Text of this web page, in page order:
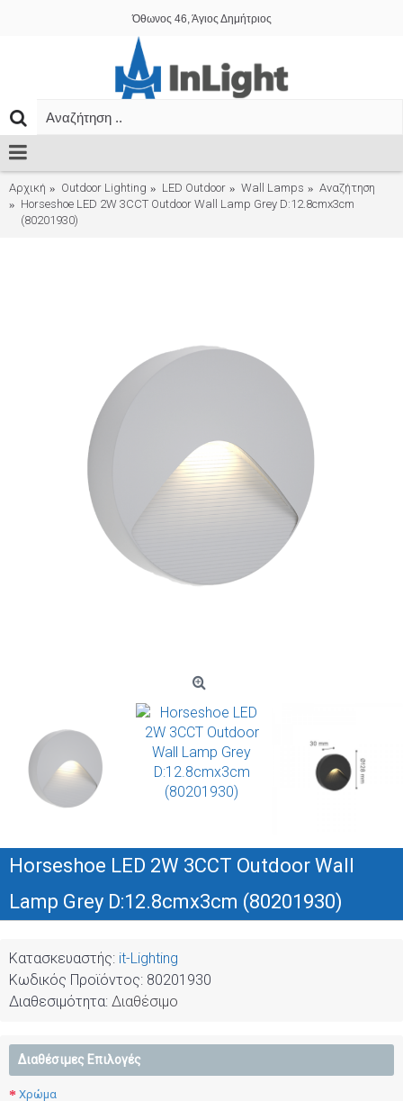
Όθωνος 46, Άγιος Δημήτριος
Αρχική Outdoor Lighting LED Outdoor Wall Lamps
Αναζήτηση
Horseshoe LED 2W 3CCT Outdoor Wall Lamp Grey D:12.8cmx3cm
(80201930)
Horseshoe LED 2W 3CCT Outdoor Wall
Lamp Grey D:12.8cmx3cm (80201930)
Κατασκευαστής: it-Lighting
Κωδικός Προϊόντος: 80201930
Διαθεσιμότητα: Διαθέσιμο
Διαθέσιμες Επιλογές
Χρώμα